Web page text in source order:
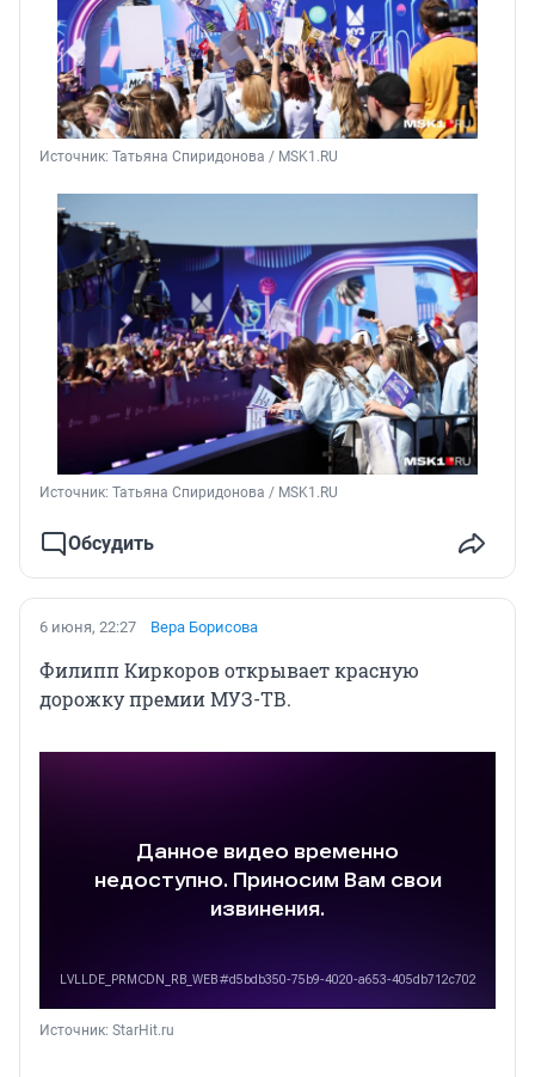
Источник: Татьяна Спиридонова / MSK1.RU
Источник: Татьяна Спиридонова / MSK1.RU
Обсудить
6 июня, 22:27 Вера Борисова
Филипп Киркоров открывает красную
дорожку премии МУЗ-ТВ.
Источник: StarHit.ru